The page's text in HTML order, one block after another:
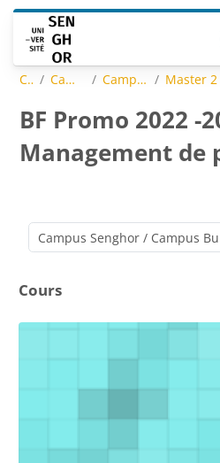
Passer au contenu principal
Cours Campus Senghor Campus Burkina Faso
BF Promo 2022 -
Management de
Cours